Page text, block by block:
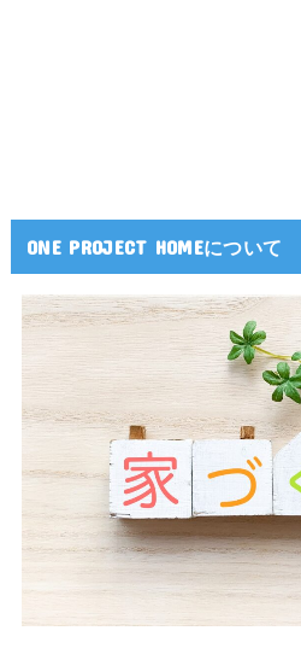
ONE PROJECT HOMEについて